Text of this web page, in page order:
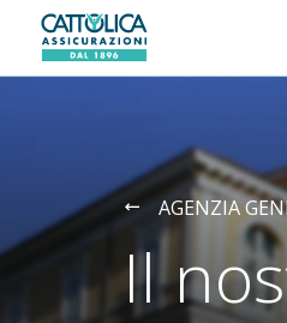
Generali logo
AGENZIA
Il